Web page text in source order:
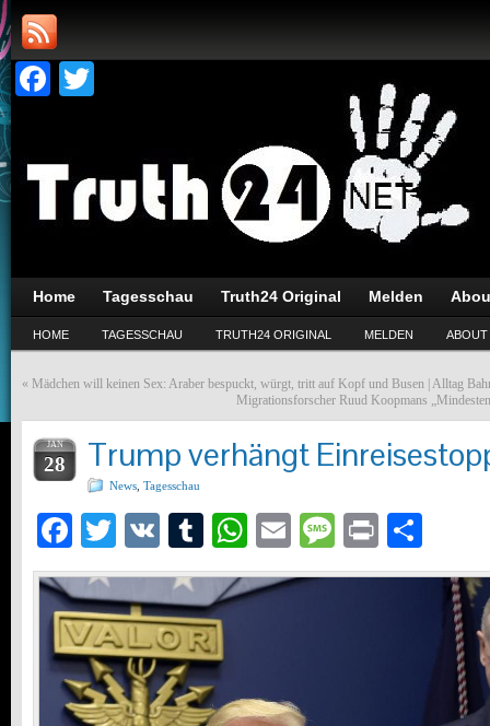
Facebook
Home Tagesschau Truth24 Original Melden
HOME TAGESSCHAU TRUTH24 ORIGINAL MELDEN ABOUT
« Mädchen will keinen Sex: Araber bespuckt, würgt, tritt auf Kopf und Busen | Alltag
Migrationsforscher Ruud Koopmans
JAN
28 Trump verhängt
News Tagesschau
Facebook
Twitter
VK Tumblr
WhatsApp
EmailMessage
Print